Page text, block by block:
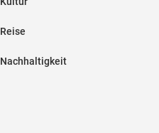
Reise
Nachhaltigkeit